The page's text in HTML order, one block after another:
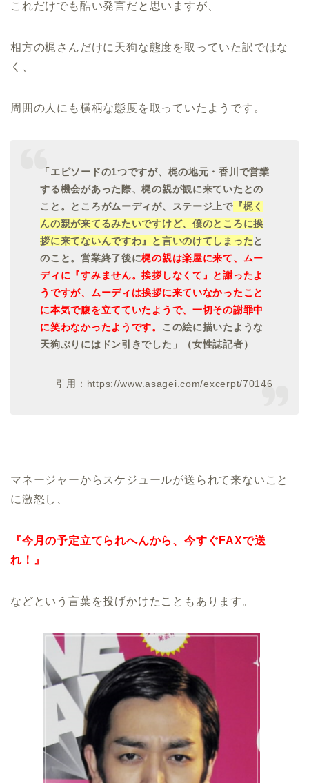
これだけでも酷い発言だと思いますが、
相方の梶さんだけに天狗な態度を取っていた訳ではな
く、
周囲の人にも横柄な態度を取っていたようです。
「エピソードの1つですが、梶の地元・香川で営業
する機会があった際、梶の親が観に来ていたとの
こと。ところがムーディが、ステージ上で『梶く
んの親が来てるみたいですけど、僕のところに挨
拶に来てないんですわ』と言いのけてしまったと
のこと。営業終了後に梶の親は楽屋に来て、ムー
ディに『すみません。挨拶しなくて』と謝ったよ
うですが、ムーディは挨拶に来ていなかったこと
に本気で腹を立てていたようで、一切その謝罪中
に笑わなかったようです。 この絵に描いたような
天狗ぶりにはドン引きでした」（女性誌記者）
引用：https://www.asagei.com/excerpt/70146
マネージャーからスケジュールが送られて来ないこと
に激怒し、
『今月の予定立てられへんから、今すぐFAXで送
れ！』
などという言葉を投げかけたこともあります。